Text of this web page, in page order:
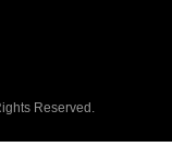
Reserved.